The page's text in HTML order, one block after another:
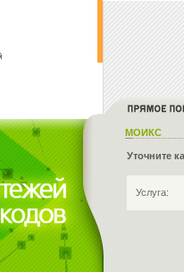
МОИКС
Уточните
Услуга: